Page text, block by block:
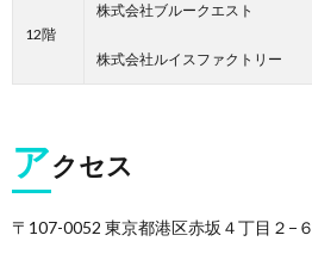
12階
株式会社ブルークエスト
株式会社ルイスファクトリー
アクセス
〒107-0052 東京都港区赤坂４丁目２−６